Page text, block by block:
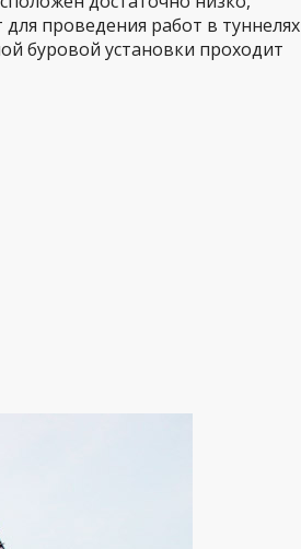
проведения работ в туннелях
буровой установки проходит